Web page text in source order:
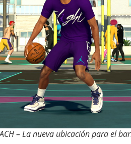
– La nueva ubicación para el